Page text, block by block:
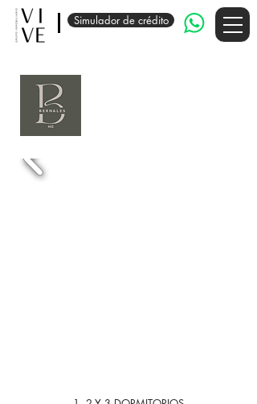
Simulador de crédito